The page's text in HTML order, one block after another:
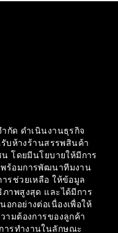
กัด ดำเนินงานธุรกิจ
บห้างร้านสรรพสินค้า
โดยมีนโยบายให้มีการ
ร้อมการพัฒนาทีมงาน
รช่วยเหลือ ให้ข้อมูล
าพสูงสุด และได้มีการ
กอย่างต่อเนื่องเพื่อให้
ามต้องการของลูกค้า
รทำงานในลักษณะ